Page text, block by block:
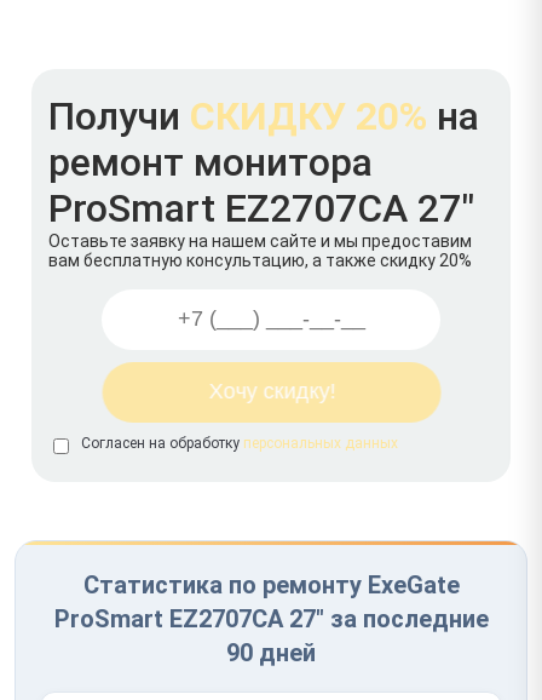
Получи СКИДКУ 20% на
ремонт монитора
ProSmart EZ2707CA 27"
Оставьте заявку на нашем сайте и мы предоставим
вам бесплатную консультацию, а также скидку 20%
Согласен на обработку персональных данных
Статистика по ремонту ExeGate
ProSmart EZ2707CA 27" за последние
90 дней